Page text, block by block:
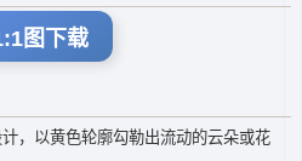
图下载
，以黄色轮廓勾勒出流动的云朵或花